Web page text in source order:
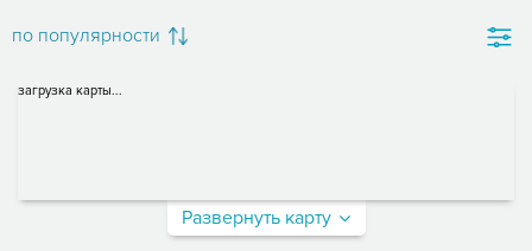
по популярности
загрузка карты...
Развернуть карту